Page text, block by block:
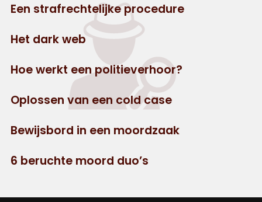
Een strafrechtelijke procedure
Het dark web
Hoe werkt een politieverhoor?
Oplossen van een cold case
Bewijsbord in een moordzaak
6 beruchte moord duo’s